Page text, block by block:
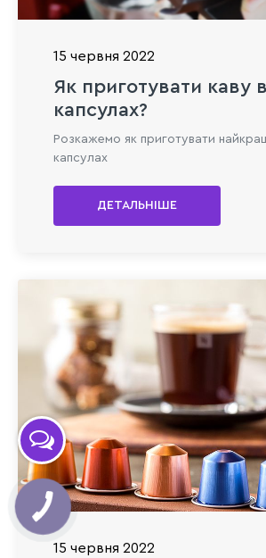
15 червня 2022
Як приготувати каву в
капсулах?
Розкажемо як приготувати
капсулах
ДЕТАЛЬНІШЕ
15 червня 2022